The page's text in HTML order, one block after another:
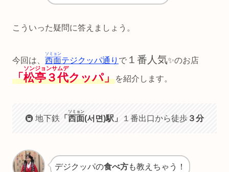
こういった疑問に答えましょう。
今回は、 西面
ソミョン
テジクッパ通り で １番人気✨のお店
「松亭３代
ソンジョンサムデ
クッパ」を紹介します。
🚇 地下鉄 「 西面
ソミョン
(서면)駅」 １番出口から徒歩３分
デジクッパの食べ方も教えちゃう！